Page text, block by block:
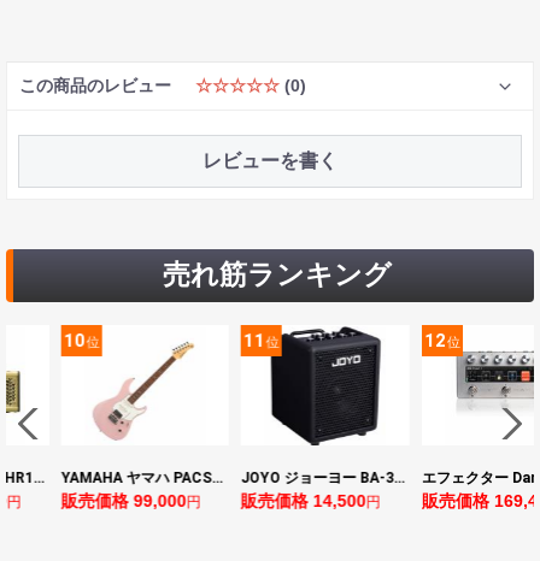
この商品のレビュー ☆☆☆☆☆ (0)
レビューを書く
売れ筋ランキング
YAMAHA ヤマハ PACS+12 ASP Pacifica Standard Plus パシフィカスタンダードプラス エレキギター
円
11位
JOYO ジョーヨー BA-30 VIBE CUBE BLK 30W 小型ベースアンプ Bluetooth+OTGオーディオI/F搭載
販売価格 14,500円
12位
エフェクター Darkglass Electronics Anagram ベースエフェクター プリアンプ ダークグラス アナグラム
販売価格 169,400円
13位
販売価格